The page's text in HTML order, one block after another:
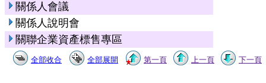
關係人會議
關係人說明會
關聯企業資產標售專區
全部收合 全部展開 第一頁 上一頁 下一頁